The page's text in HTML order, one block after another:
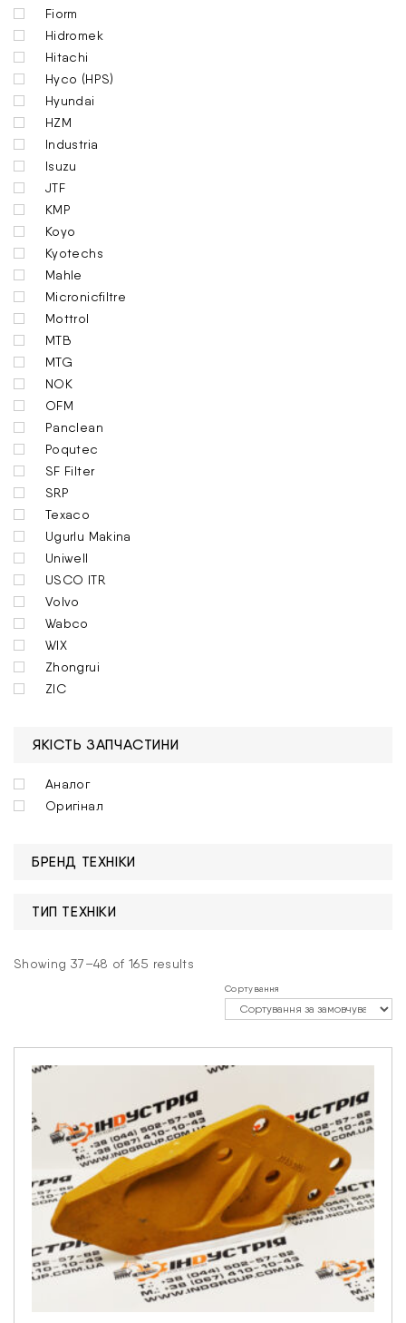
Fiorm
Hidromek
Hitachi
Hyco (HPS)
Hyundai
HZM
Industria
Isuzu
JTF
KMP
Koyo
Kyotechs
Mahle
Micronicfiltre
Mottrol
MTB
MTG
NOK
OFM
Panclean
Poqutec
SF Filter
SRP
Texaco
Ugurlu Makina
Uniwell
USCO ITR
Volvo
Wabco
WIX
Zhongrui
ZIC
ЯКІСТЬ ЗАПЧАСТИНИ
Аналог
Оригінал
БРЕНД ТЕХНІКИ
ТИП ТЕХНІКИ
Showing 37–48 of 165 results
Сортування